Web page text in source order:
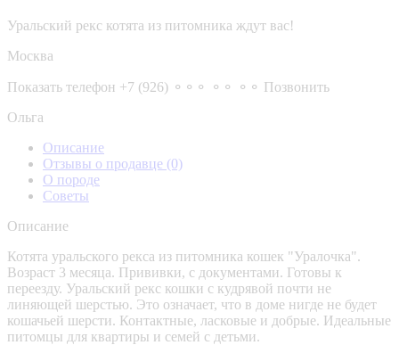
Уральский рекс котята из питомника ждут вас!
Москва
Показать телефон +7 (926) ⚬⚬⚬ ⚬⚬ ⚬⚬ Позвонить
Ольга
Описание
Отзывы о продавце (0)
О породе
Советы
Описание
Котята уральского рекса из питомника кошек "Уралочка".
Возраст 3 месяца. Прививки, с документами. Готовы к
переезду. Уральский рекс кошки с кудрявой почти не
линяющей шерстью. Это означает, что в доме нигде не будет
кошачьей шерсти. Контактные, ласковые и добрые. Идеальные
питомцы для квартиры и семей с детьми.